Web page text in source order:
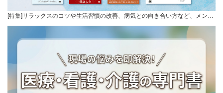
[特集]リラックスのコツや生活習慣の改善、病気との向き合い方など、メン…